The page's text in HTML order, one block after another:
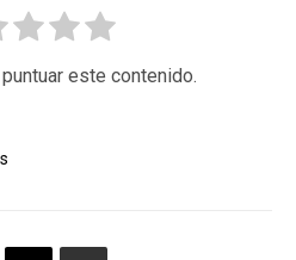
este contenido.